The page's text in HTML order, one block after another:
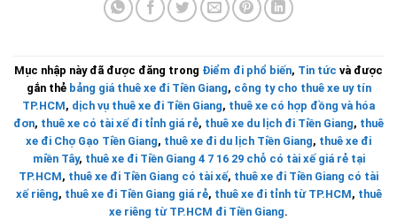
Mục nhập này đã được đăng trong Điểm đi phổ biến, Tin tức và được
gắn thẻ bảng giá thuê xe đi Tiền Giang, công ty cho thuê xe uy tín
TP.HCM, dịch vụ thuê xe đi Tiền Giang, thuê xe có hợp đồng và hóa
đơn, thuê xe có tài xế đi tỉnh giá rẻ, thuê xe du lịch đi Tiền Giang, thuê
xe đi Chợ Gạo Tiền Giang, thuê xe đi du lịch Tiền Giang, thuê xe đi
miền Tây, thuê xe đi Tiền Giang 4 7 16 29 chỗ có tài xế giá rẻ tại
TP.HCM, thuê xe đi Tiền Giang có tài xế, thuê xe đi Tiền Giang có tài
xế riêng, thuê xe đi Tiền Giang giá rẻ, thuê xe đi tỉnh từ TP.HCM, thuê
xe riêng từ TP.HCM đi Tiền Giang.